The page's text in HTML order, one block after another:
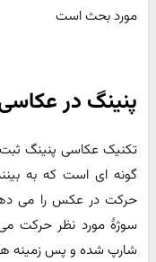
مورد بحث است
پنینگ در
تکنیک عکاسی پنینگ
گونه ای است که به
حرکت در عکس را می
سوژۀ مورد نظر حرکت
شارپ شده و پس زمینه